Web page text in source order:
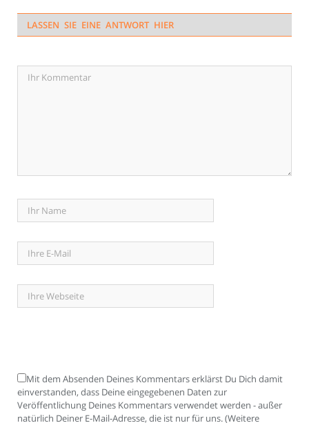
LASSEN SIE EINE ANTWORT HIER
Mit dem Absenden Deines Kommentars erklärst Du Dich damit
einverstanden, dass Deine eingegebenen Daten zur
Veröffentlichung Deines Kommentars verwendet werden - außer
natürlich Deiner E-Mail-Adresse, die ist nur für uns. (Weitere